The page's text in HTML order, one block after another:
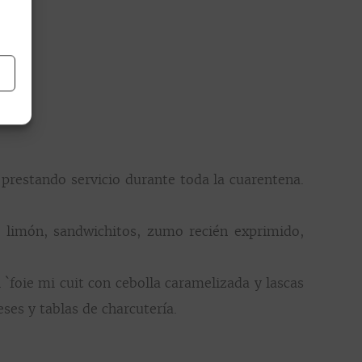
servicio durante toda la cuarentena.
sandwichitos, zumo recién exprimido,
mi cuit con cebolla caramelizada y lascas
y tablas de charcutería.